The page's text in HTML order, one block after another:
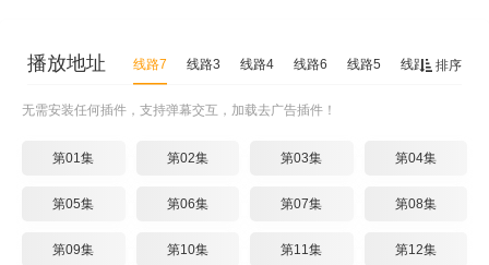
排序
播放地址 线路7 线路3 线路4 线路6 线路5 线路2 线路1
无需安装任何插件，支持弹幕交互，加载去广告插件！
第01集 第02集 第03集 第04集
第05集 第06集 第07集 第08集
第09集 第10集 第11集 第12集